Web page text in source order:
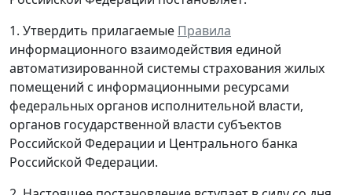
1. Утвердить прилагаемые Правила
информационного взаимодействия единой
автоматизированной системы страхования жилых
помещений с информационными ресурсами
федеральных органов исполнительной власти,
органов государственной власти субъектов
Российской Федерации и Центрального банка
Российской Федерации.